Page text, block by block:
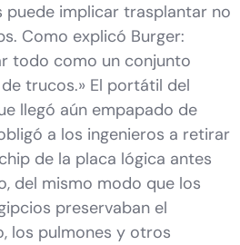
puede implicar trasplantar no
Como explicó Burger:
todo como un conjunto
trucos.» El portátil del
llegó aún empapado de
a los ingenieros a retirar
de la placa lógica antes
del mismo modo que los
preservaban el
los pulmones y otros